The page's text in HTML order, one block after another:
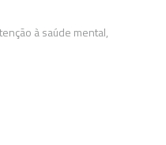
à saúde mental,